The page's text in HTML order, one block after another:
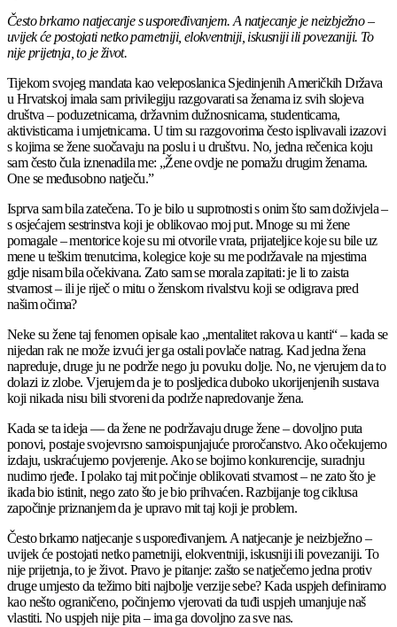
Često brkamo natjecanje s uspoređivanjem. A natjecanje je neizbježno –
uvijek će postojati netko pametniji, elokventniji, iskusniji ili povezaniji. To
nije prijetnja, to je život.
Tijekom svojeg mandata kao veleposlanica Sjedinjenih Američkih Država
u Hrvatskoj imala sam privilegiju razgovarati sa ženama iz svih slojeva
društva – poduzetnicama, državnim dužnosnicama, studenticama,
aktivisticama i umjetnicama. U tim su razgovorima često isplivavali izazovi
s kojima se žene suočavaju na poslu i u društvu. No, jedna rečenica koju
sam često čula iznenadila me: „Žene ovdje ne pomažu drugim ženama.
One se međusobno natječu.”
Isprva sam bila zatečena. To je bilo u suprotnosti s onim što sam doživjela –
s osjećajem sestrinstva koji je oblikovao moj put. Mnoge su mi žene
pomagale – mentorice koje su mi otvorile vrata, prijateljice koje su bile uz
mene u teškim trenutcima, kolegice koje su me podržavale na mjestima
gdje nisam bila očekivana. Zato sam se morala zapitati: je li to zaista
stvarnost – ili je riječ o mitu o ženskom rivalstvu koji se odigrava pred
našim očima?
Neke su žene taj fenomen opisale kao „mentalitet rakova u kanti“ – kada se
nijedan rak ne može izvući jer ga ostali povlače natrag. Kad jedna žena
napreduje, druge ju ne podrže nego ju povuku dolje. No, ne vjerujem da to
dolazi iz zlobe. Vjerujem da je to posljedica duboko ukorijenjenih sustava
koji nikada nisu bili stvoreni da podrže napredovanje žena.
Kada se ta ideja — da žene ne podržavaju druge žene – dovoljno puta
ponovi, postaje svojevrsno samoispunjajuće proročanstvo. Ako očekujemo
izdaju, uskraćujemo povjerenje. Ako se bojimo konkurencije, suradnju
nudimo rjeđe. I polako taj mit počinje oblikovati stvarnost – ne zato što je
ikada bio istinit, nego zato što je bio prihvaćen. Razbijanje tog ciklusa
započinje priznanjem da je upravo mit taj koji je problem.
Često brkamo natjecanje s uspoređivanjem. A natjecanje je neizbježno –
uvijek će postojati netko pametniji, elokventniji, iskusniji ili povezaniji. To
nije prijetnja, to je život. Pravo je pitanje: zašto se natječemo jedna protiv
druge umjesto da težimo biti najbolje verzije sebe? Kada uspjeh definiramo
kao nešto ograničeno, počinjemo vjerovati da tuđi uspjeh umanjuje naš
vlastiti. No uspjeh nije pita – ima ga dovoljno za sve nas.